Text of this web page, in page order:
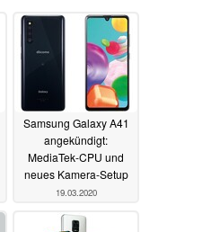
Samsung Galaxy A41
angekündigt:
MediaTek-CPU und
neues Kamera-Setup
19.03.2020